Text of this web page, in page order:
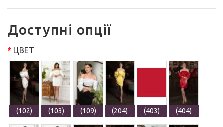
Доступні опції
ЦВЕТ
(102) (103) (109) (204) (403) (404)